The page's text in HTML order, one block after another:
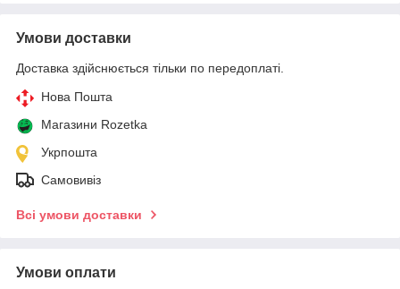
Умови доставки
Доставка здійснюється тільки по передоплаті.
Нова Пошта
Магазини Rozetka
Укрпошта
Самовивіз
Всі умови доставки
Умови оплати